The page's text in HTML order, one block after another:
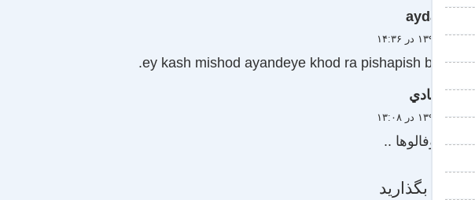
ayda
۱۰ آبان ۱۳۹۰ در ۱۴:۳۶
ey kash mishod ayandeye khod ra pishapish bebinim.
هادي
۱۰ آبان ۱۳۹۰ در ۱۳:۰۸
پرواز بوفالوها ..
دیدگاه بگذارید